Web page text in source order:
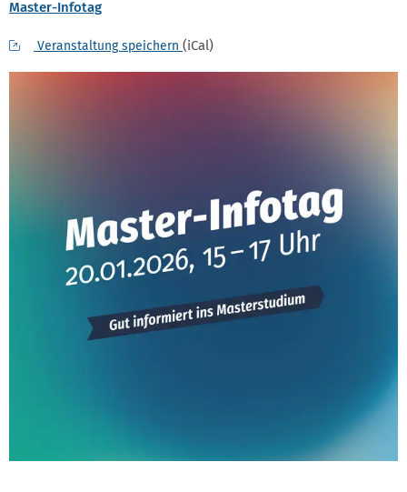
Master-Infotag
Veranstaltung speichern (iCal)